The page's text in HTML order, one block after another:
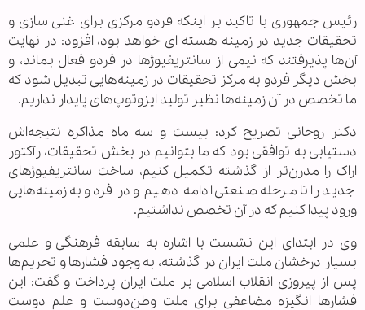
رئیس جمهوری با تاکید بر اینکه فردو مرکزی برای غنی سازی و
تحقیقات جدید در زمینه هسته ای خواهد بود، افزود: در نهایت
آن‌ها پذیرفتند که نیمی از سانتریفیوژها در فردو فعال بماند، و
بخش دیگر فردو به مرکز تحقیقات در زمینه‌هایی تبدیل شود که
ما تخصص در آن زمینه‌ها نظیر تولید ایزوتوپ‌های پایدار نداریم.
دکتر روحانی تصریح کرد: بیست و سه ماه مذاکره نتیجه‌اش
دستیابی به توافقی بود که ما بتوانیم در بخش تحقیقات، رآکتور
اراک را مدرن‌تر از گذشته تکمیل کنیم، ساخت سانتریفیوژهای
جدید را تا مرحله صنعتی ادامه دهیم و در فردو به زمینه‌هایی
ورود پیدا کنیم که در آن تخصص نداشتیم.
وی در ابتدای این نشست با اشاره به سابقه فرهنگی و علمی
بسیار درخشان ملت ایران در گذشته، به وجود فشارها و تحریم‌ها
پس از پیروزی انقلاب اسلامی بر ملت ایران پرداخت و گفت: این
فشارها انگیزه مضاعفی برای ملت وطن‌دوست و علم دوست